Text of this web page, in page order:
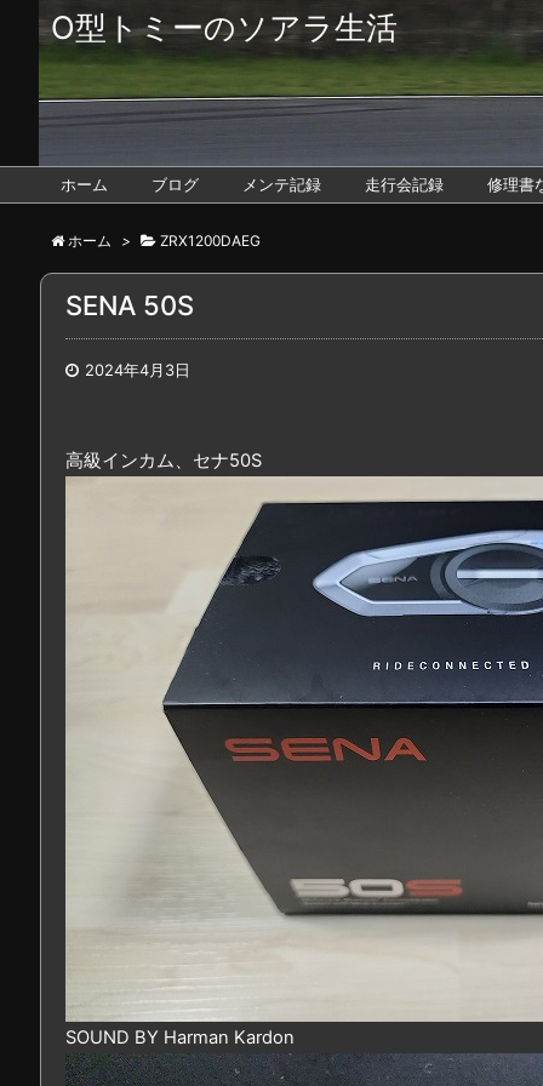
O型トミーのソアラ生活
ホーム ブログ メンテ記録 走行会記録 修理書
ホーム > ZRX1200DAEG
SENA 50S
2024年4月3日
高級インカム、セナ50S
SOUND BY Harman Kardon